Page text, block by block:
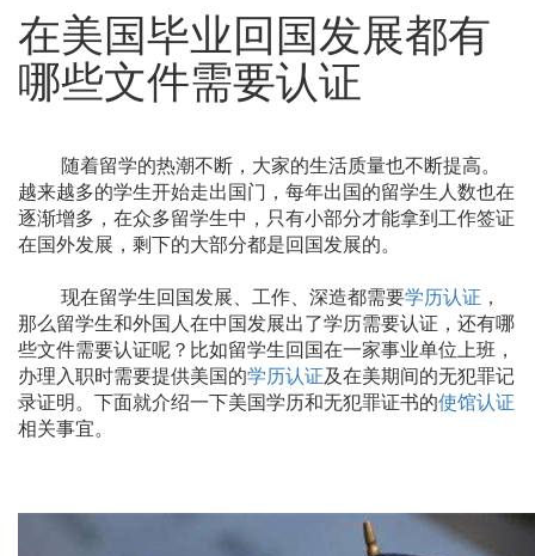
在美国毕业回国发展都有
哪些文件需要认证
随着留学的热潮不断，大家的生活质量也不断提高。
越来越多的学生开始走出国门，每年出国的留学生人数也在
逐渐增多，在众多留学生中，只有小部分才能拿到工作签证
在国外发展，剩下的大部分都是回国发展的。
现在留学生回国发展、工作、深造都需要学历认证 ，
那么留学生和外国人在中国发展出了学历需要认证，还有哪
些文件需要认证呢？比如留学生回国在一家事业单位上班，
办理入职时需要提供美国的学历认证及在美期间的无犯罪记
录证明。下面就介绍一下美国学历和无犯罪证书的使馆认证
相关事宜。